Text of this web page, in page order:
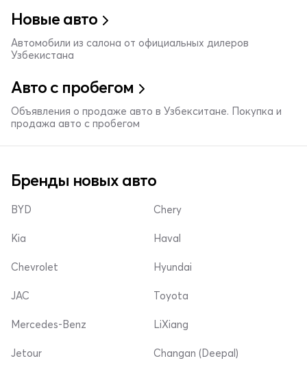
Новые авто
Автомобили из салона от официальных дилеров
Узбекистана
Авто с пробегом
Объявления о продаже авто в Узбекситане. Покупка и
продажа авто с пробегом
Бренды новых авто
BYD
Kia
Chevrolet
Chery
Haval
Hyundai
JAC
Mercedes-Benz
Jetour
Toyota
LiXiang
Changan (Deepal)